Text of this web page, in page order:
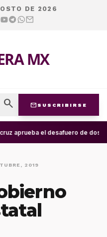
DE 2026
MX
search mail SUSCRIBIRSE
aprueba el desafuero de dos
2019